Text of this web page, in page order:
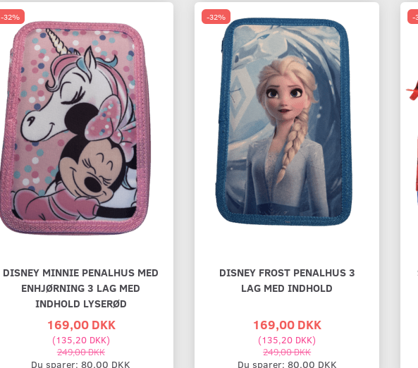
-32%
DISNEY MINNIE PENALHUS MED
ENHJØRNING 3 LAG MED
INDHOLD LYSERØD
169,00 DKK
(135,20 DKK)
249,00 DKK
Du sparer:80,00 DKK
-32%
DISNEY FROST PENALHUS 3
LAG MED INDHOLD
169,00 DKK
(135,20 DKK)
249,00 DKK
Du sparer: 80,00 DKK
-